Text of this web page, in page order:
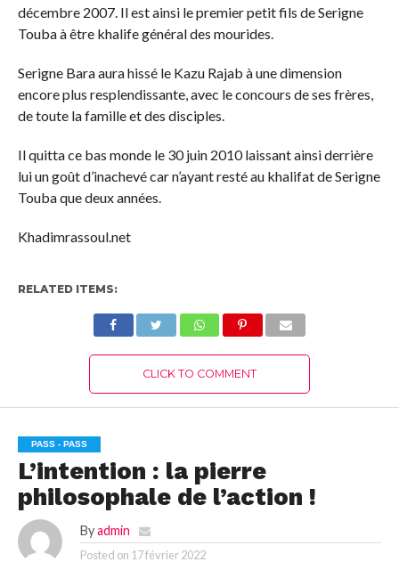
décembre 2007. Il est ainsi le premier petit fils de Serigne
Touba à être khalife général des mourides.
Serigne Bara aura hissé le Kazu Rajab à une dimension
encore plus resplendissante, avec le concours de ses frères,
de toute la famille et des disciples.
Il quitta ce bas monde le 30 juin 2010 laissant ainsi derrière
lui un goût d’inachevé car n’ayant resté au khalifat de Serigne
Touba que deux années.
Khadimrassoul.net
RELATED ITEMS:
CLICK TO COMMENT
PASS - PASS
L’intention : la pierre
philosophale de l’action !
By admin
Posted on 17 février 2022